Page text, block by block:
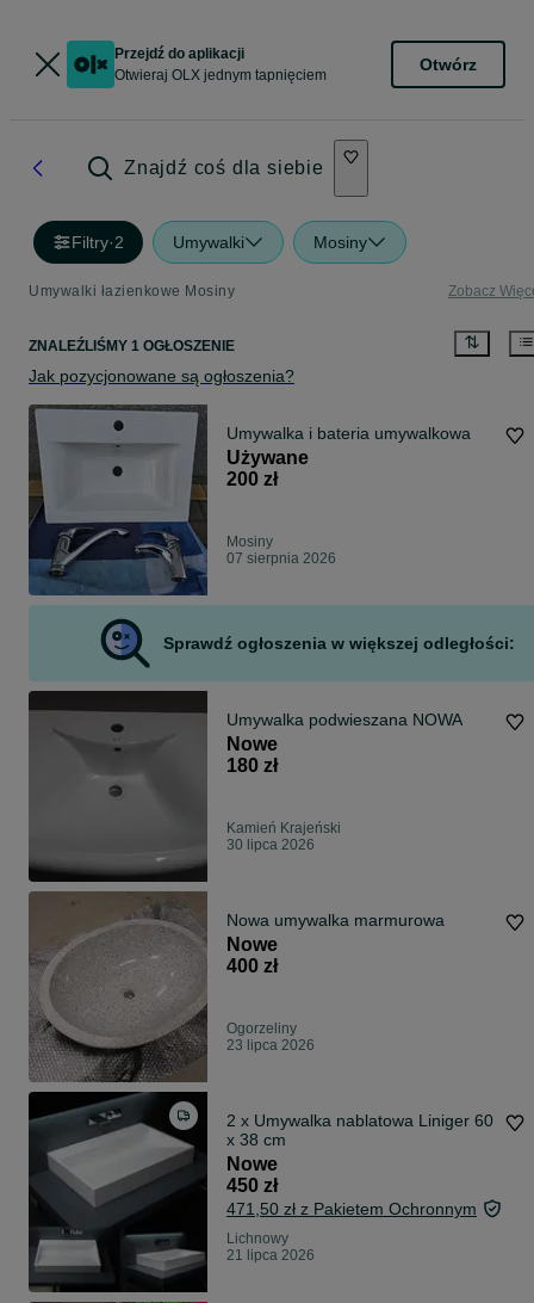
Przejdź do aplikacji
Otwieraj OLX jednym tapnięciem
Otwórz
Znajdź coś dla siebie
Filtry·2 Umywalki Mosiny
Umywalki łazienkowe Mosiny Zobacz
ZNALEŹLIŚMY 1 OGŁOSZENIE
Jak pozycjonowane są ogłoszenia?
Umywalka i bateria umywalkowa
Używane
200 zł
Mosiny
07 sierpnia 2026
Sprawdź ogłoszenia w większej odległości:
Umywalka podwieszana NOWA
Nowe
180 zł
Kamień Krajeński
30 lipca 2026
Nowa umywalka marmurowa
Nowe
400 zł
Ogorzeliny
23 lipca 2026
2 x Umywalka nablatowa Liniger 60
x 38 cm
Nowe
450 zł
471,50 zł z Pakietem Ochronnym
Lichnowy
21 lipca 2026